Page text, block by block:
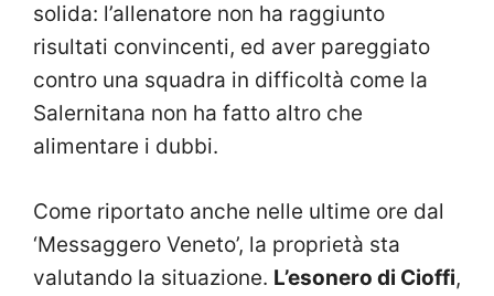
solida: l’allenatore non ha raggiunto
risultati convincenti, ed aver pareggiato
contro una squadra in difficoltà come la
Salernitana non ha fatto altro che
alimentare i dubbi.
Come riportato anche nelle ultime ore dal
‘Messaggero Veneto’, la proprietà sta
valutando la situazione. L’esonero di Cioffi,